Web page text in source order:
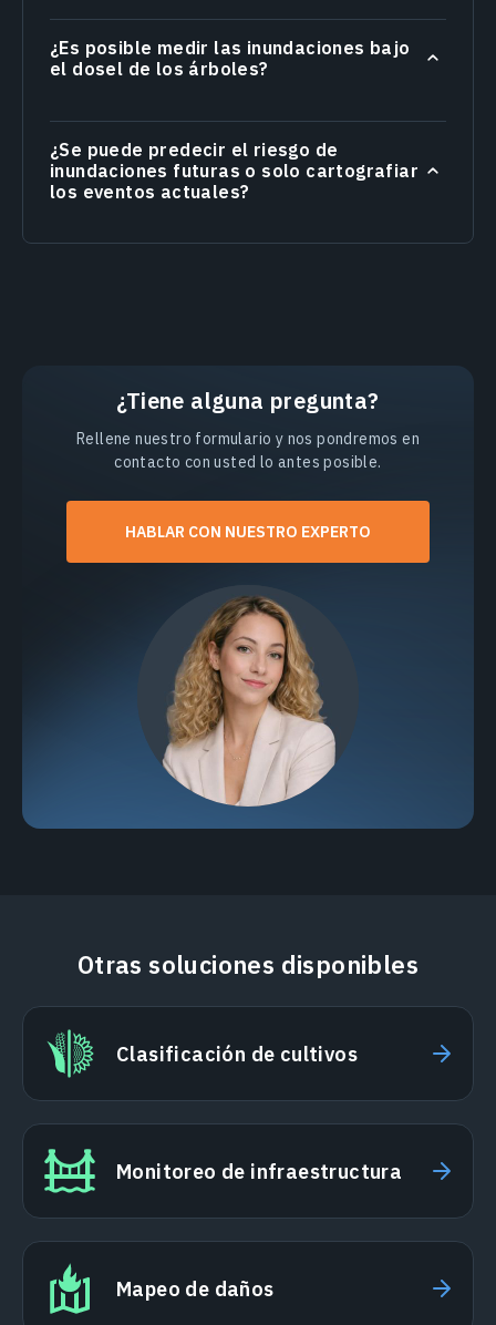
¿Es posible medir las inundaciones bajo
el dosel de los árboles?
¿Se puede predecir el riesgo de
inundaciones futuras o solo cartografiar
los eventos actuales?
¿Tiene alguna pregunta?
Rellene nuestro formulario y nos pondremos en
contacto con usted lo antes posible.
HABLAR CON NUESTRO EXPERTO
Otras soluciones disponibles
Clasificación de cultivos
Monitoreo de infraestructura
Mapeo de daños